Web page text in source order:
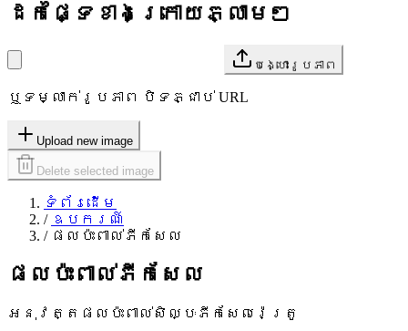
ដកផ្ទៃខាងក្រោយភ្លាមៗ
បង្ហោះរូបភាព
ឬទម្លាក់រូបភាព បិទភ្ជាប់ URL
Upload new image
Delete selected image
ទំព័រដើម
/ ឧបករណ៍
/ ផលប៉ះពាល់ភីកសែល
ផលប៉ះពាល់ភីកសែល
អនុវត្តផលប៉ះពាល់សិល្បៈភីកសែលរ៉េត្រូ